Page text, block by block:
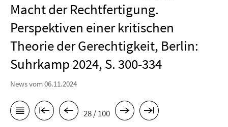
Macht der Rechtfertigung.
Perspektiven einer kritischen
Theorie der Gerechtigkeit, Berlin:
Suhrkamp 2024, S. 300-334
News vom 06.11.2024
28 / 100